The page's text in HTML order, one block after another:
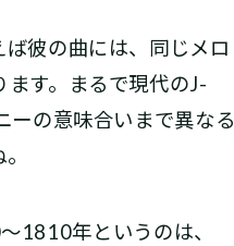
彼の曲には、同じメロ
す。まるで現代のJ-
ーの意味合いまで異なる
1810年というのは、